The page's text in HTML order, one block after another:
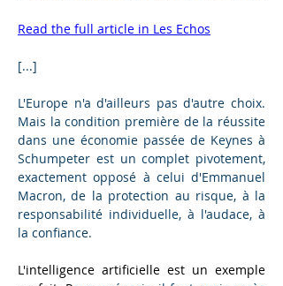
Read the full article in Les Echos
[...]
L'Europe n'a d'ailleurs pas d'autre choix.
Mais la condition première de la réussite
dans une économie passée de Keynes à
Schumpeter est un complet pivotement,
exactement opposé à celui d'Emmanuel
Macron, de la protection au risque, à la
responsabilité individuelle, à l'audace, à
la confiance.
L'intelligence artificielle est un exemple